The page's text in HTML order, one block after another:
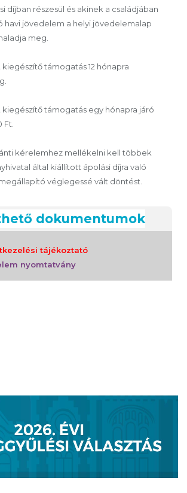
díjban részesül és akinek a családjában
havi jövedelem a helyi jövedelemalap
meg.
kiegészítő támogatás 12 hónapra
kiegészítő támogatás egy hónapra járó
Ft.
kérelemhez mellékelni kell többek
által kiállított ápolási díjra való
véglegessé vált döntést.
dokumentumok
tájékoztató
nyomtatvány